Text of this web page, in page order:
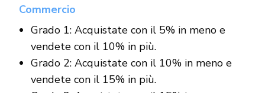
Commercio
Grado 1: Acquistate con il 5% in meno e
vendete con il 10% in più.
Grado 2: Acquistate con il 10% in meno e
vendete con il 15% in più.